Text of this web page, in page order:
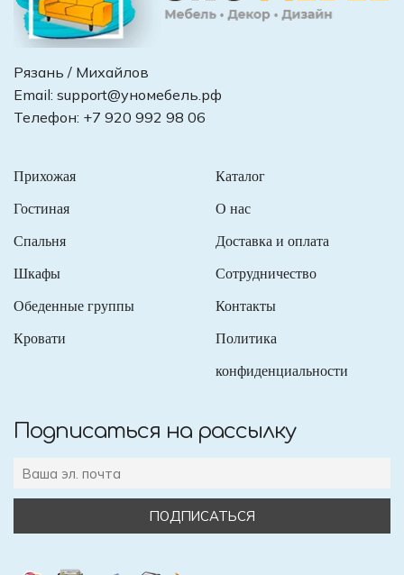
Рязань / Михайлов
Email: support@уномебель.рф
Телефон: +7 920 992 98 06
Прихожая
Гостиная
Спальня
Шкафы
Обеденные группы
Кровати
Каталог
О нас
Доставка и оплата
Сотрудничество
Контакты
Политика
конфиденциальности
Подписаться на рассылку